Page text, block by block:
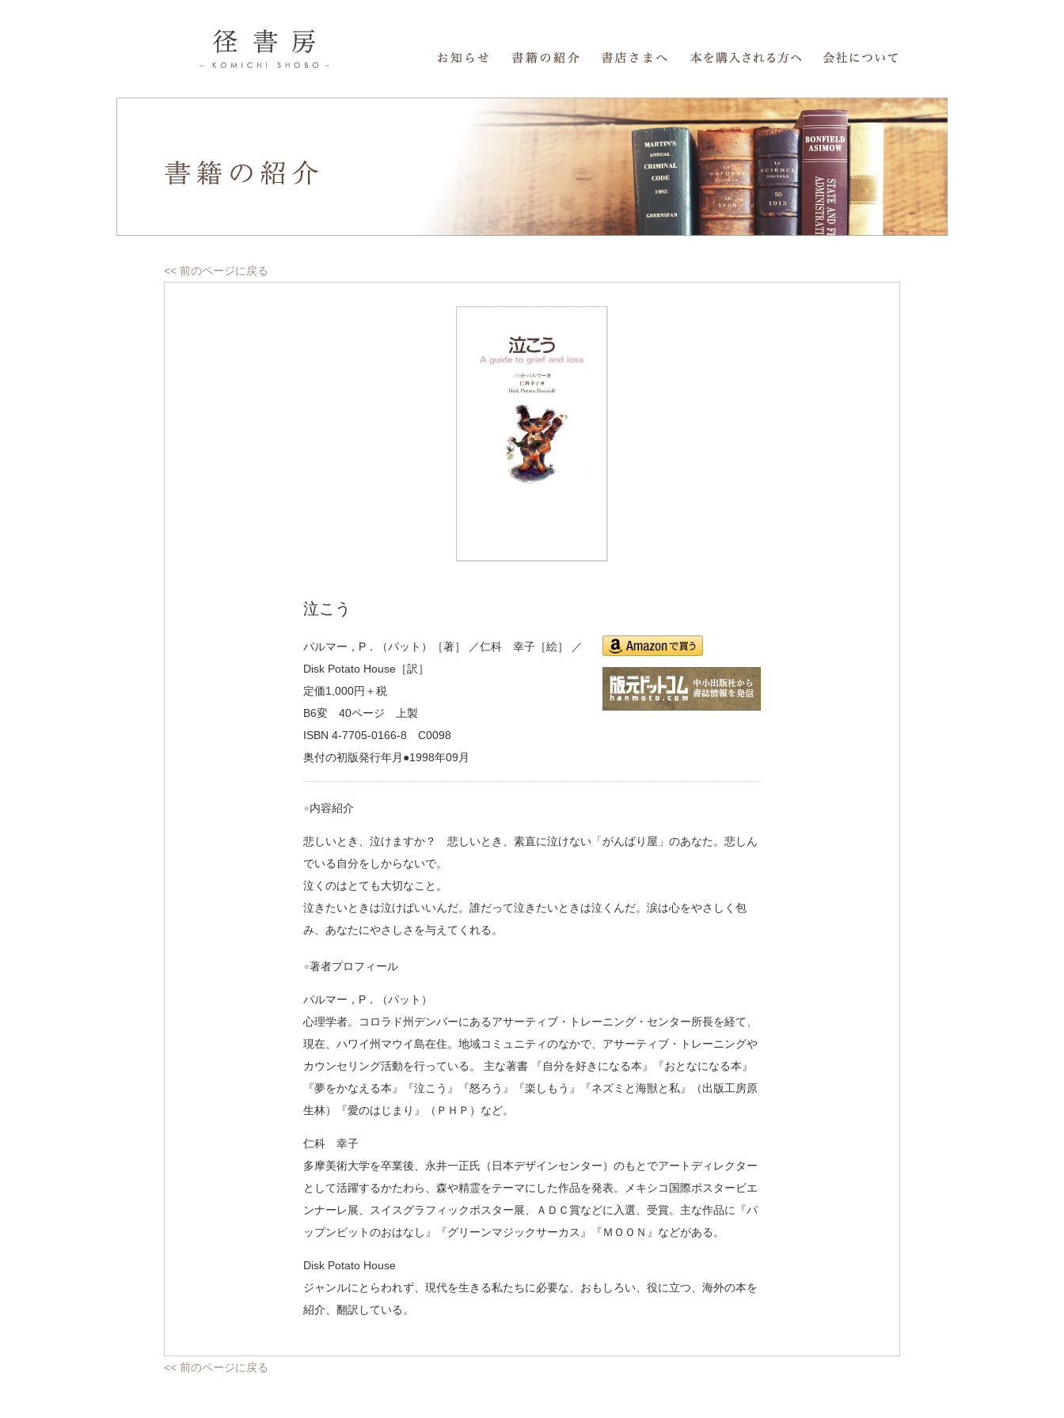
<< 前のページに戻る
泣こう
パルマー，P．（パット）［著］ ／仁科 幸子［絵］ ／
Disk Potato House［訳］
定価1,000円＋税
B6変 40ページ 上製
ISBN 4-7705-0166-8 C0098
奥付の初版発行年月●1998年09月
amazon
hannmoto
●内容紹介
悲しいとき、泣けますか？ 悲しいとき、素直に泣けない「がんばり屋」のあなた。悲しん
でいる自分をしからないで。
泣くのはとても大切なこと。
泣きたいときは泣けばいいんだ。誰だって泣きたいときは泣くんだ。涙は心をやさしく包
み、あなたにやさしさを与えてくれる。
●著者プロフィール
パルマー，P．（パット）
心理学者。コロラド州デンバーにあるアサーティブ・トレーニング・センター所長を経て、
現在、ハワイ州マウイ島在住。地域コミュニティのなかで、アサーティブ・トレーニングや
カウンセリング活動を行っている。 主な著書 『自分を好きになる本』『おとなになる本』
『夢をかなえる本』『泣こう』『怒ろう』『楽しもう』『ネズミと海獣と私』（出版工房原
生林）『愛のはじまり』（ＰＨＰ）など。
仁科 幸子
多摩美術大学を卒業後、永井一正氏（日本デザインセンター）のもとでアートディレクター
として活躍するかたわら、森や精霊をテーマにした作品を発表。メキシコ国際ポスタービエ
ンナーレ展、スイスグラフィックポスター展、ＡＤＣ賞などに入選、受賞。主な作品に『パ
ップンピットのおはなし』『グリーンマジックサーカス』『ＭＯＯＮ』などがある。
Disk Potato House
ジャンルにとらわれず、現代を生きる私たちに必要な、おもしろい、役に立つ、海外の本を
紹介、翻訳している。
<< 前のページに戻る